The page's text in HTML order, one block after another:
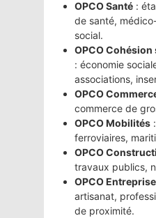
OPCO Santé :
de santé,
social.
OPCO
: économie
associations,
OPCO
commerce de
OPCO Mobilités
ferroviaires,
OPCO
travaux publics,
OPCO
artisanat,
de proximité.